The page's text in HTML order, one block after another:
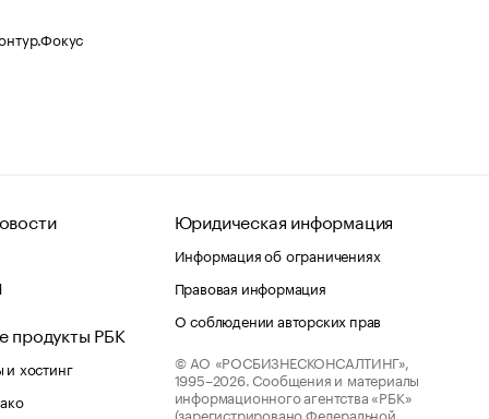
продукты РБК
хостинг
Юридическая информация
Информация об ограничениях
Правовая информация
О соблюдении авторских прав
© АО «РОСБИЗНЕСКОНСАЛТИНГ»,
1995–2026. Сообщения и материалы
информационного агентства «РБК»
(зарегистрировано Федеральной